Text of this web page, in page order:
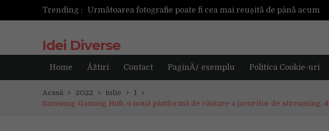
Trending :
Următoarea fotografie poate fi cea mai reușită de până acum
Idei Diverse
Home Åžtiri Contact PaginÄƒ exemplu Politica Cookie-uri
Acasă 2022 iulie
1
Samsung Gaming Hub, o nouă platformă de căutare a jocurilor de